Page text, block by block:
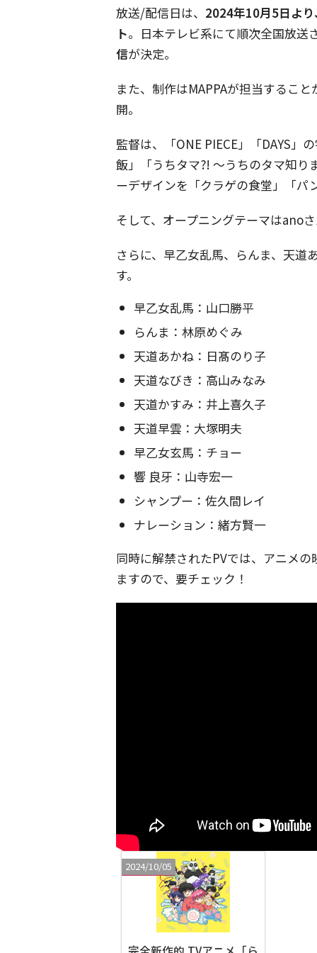
放送/配信日は、 2024年10月5日よ
ト。日本テレビ系にて順次全国放送
信が決定。
また、制作はMAPPAが担当するこ
開。
監督は、「ONE PIECE」「DAYS」
飯」「うちタマ?! 〜うちのタマ知り
ーデザインを「クラゲの食堂」「パ
そして、オープニングテーマはano
さらに、早乙女乱馬、らんま、天道
す。
早乙女乱馬：山口勝平
らんま：林原めぐみ
天道あかね：日髙のり子
天道なびき：高山みなみ
天道かすみ：井上喜久子
天道早雲：大塚明夫
早乙女玄馬：チョー
響 良牙：山寺宏一
シャンプー：佐久間レイ
ナレーション：緒方賢一
同時に解禁されたPVでは、アニメ
ますので、要チェック！
2024/10/05